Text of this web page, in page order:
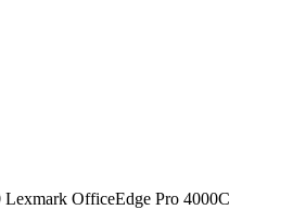
Lexmark OfficeEdge Pro 4000C